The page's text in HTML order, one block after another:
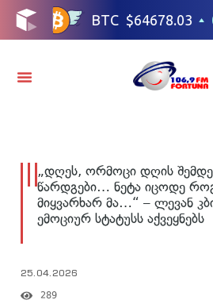
„დღეს, ორმოცი დღის
წარდგები… ნეტა იცოდე
მიყვარხარ მა…“ – ლევან
ემოციურ სტატუსს აქვეყნებს
25.04.2026
289